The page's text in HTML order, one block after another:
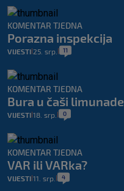
KOMENTAR TJEDNA
Porazna inspekcija
VIJESTI 25. srp. 11
KOMENTAR TJEDNA
Bura u čaši limunade
VIJESTI 18. srp. 0
KOMENTAR TJEDNA
VAR ili VARka?
VIJESTI 11. srp. 4